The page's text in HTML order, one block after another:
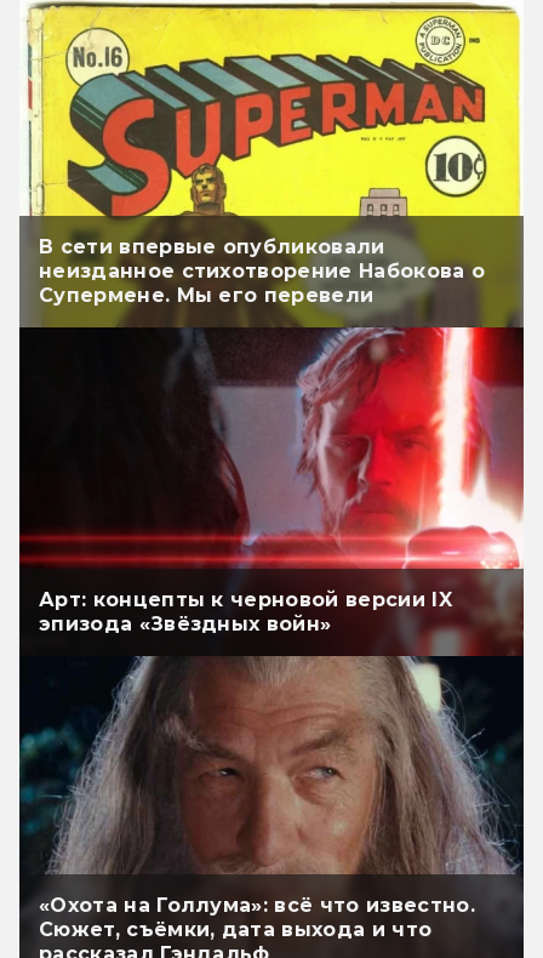
В сети впервые опубликовали
неизданное стихотворение Набокова о
Супермене. Мы его перевели
Арт: концепты к черновой версии IX
эпизода «Звёздных войн»
«Охота на Голлума»: всё что известно.
Сюжет, съёмки, дата выхода и что
рассказал Гэндальф